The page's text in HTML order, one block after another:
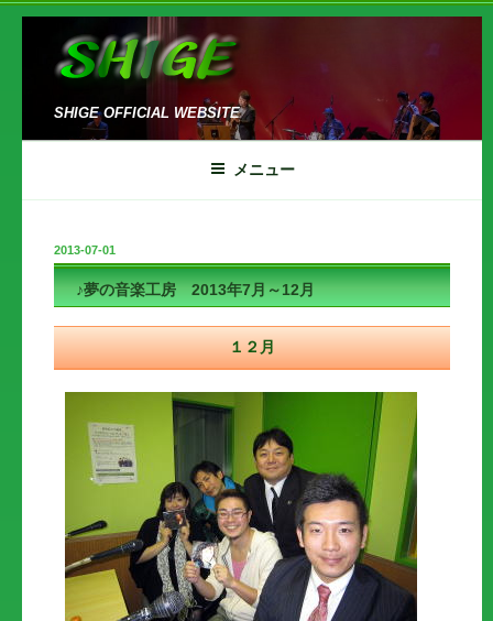
キ
SHIGE OFFICIAL WEBSITE
メニュー
投
稿
2013-07-01
♪夢の音楽工房 2013年7月～12月
１２月